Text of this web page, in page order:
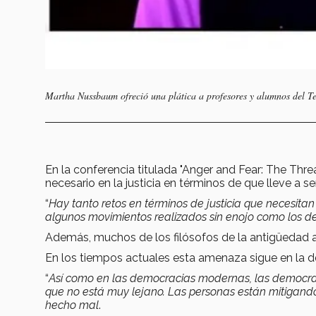
Martha Nussbaum ofreció una plática a profesores y alumnos del
En la conferencia titulada "Anger and Fear: The
necesario en la justicia en términos de que lleve a
“Hay tanto retos en términos de justicia que
algunos movimientos realizados sin enojo como los
Además, muchos de los filósofos de la antigüedad
En los tiempos actuales esta amenaza sigue en la
“Así como en las democracias modernas, las
que no está muy lejano. Las personas están
hecho mal.